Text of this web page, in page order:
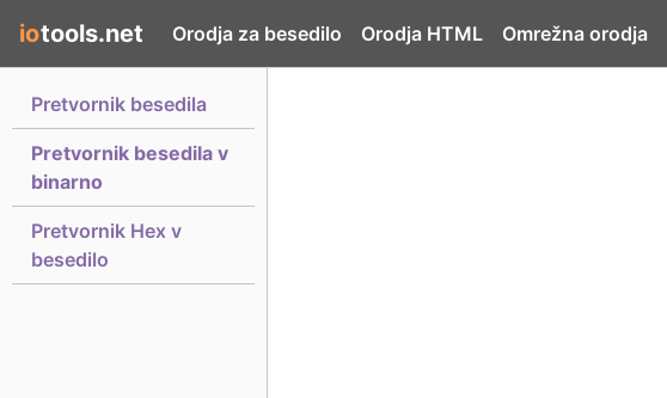
iotools.net Orodja za besedilo Orodja HTML Omrežna orodja
Pretvornik besedila
Pretvornik besedila v
binarno
Pretvornik Hex v
besedilo